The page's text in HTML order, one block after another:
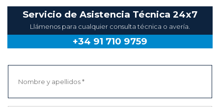
Servicio de Asistencia Técnica 24x7
Llámenos para cualquier consulta técnica o avería.
+34 91 710 9759